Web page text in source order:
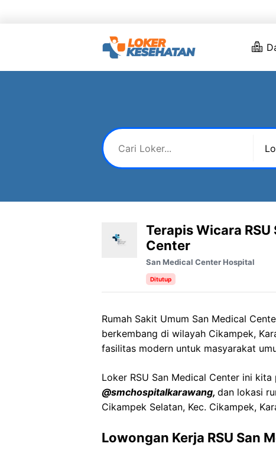
Terapis Wicara RSU
Center
San Medical Center Hospital
Ditutup
Rumah Sakit Umum San Medical
berkembang di wilayah Cikampek,
fasilitas modern untuk masyarakat
Loker RSU San Medical Center ini kita
@smchospitalkarawang, dan lokasi
Cikampek Selatan, Kec. Cikampek,
Lowongan Kerja RSU San